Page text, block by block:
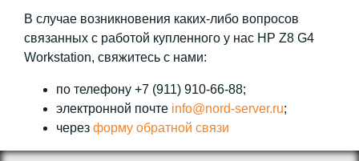
В случае возникновения каких-либо вопросов
связанных с работой купленного у нас HP Z8 G4
Workstation, свяжитесь с нами:
по телефону +7 (911) 910-66-88;
электронной почте info@nord-server.ru;
через форму обратной связи